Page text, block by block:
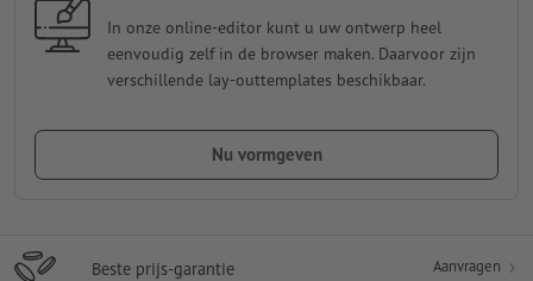
In onze online-editor kunt u uw ontwerp heel
eenvoudig zelf in de browser maken. Daarvoor zijn
verschillende lay-outtemplates beschikbaar.
Nu vormgeven
Beste prijs-garantie Aanvragen